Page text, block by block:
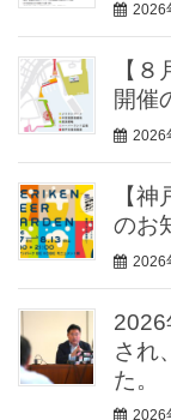
2026
【
開催
2026
【
のお
2026
2026
され
た。
2026